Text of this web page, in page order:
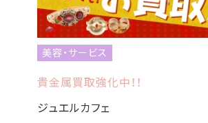
美容・サービス
貴金属買取強化中！！
ジュエルカフェ